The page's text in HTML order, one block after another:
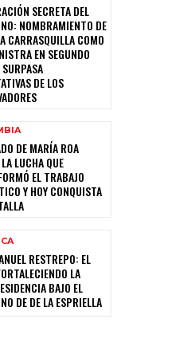
SECRETA DEL
NOMBRAMIENTO DE
CARRASQUILLA COMO
EN SEGUNDO
DE LOS
DE MARÍA ROA
LUCHA QUE
EL TRABAJO
Y HOY CONQUISTA
RESTREPO: EL
LA
BAJO EL
DE DE LA ESPRIELLA